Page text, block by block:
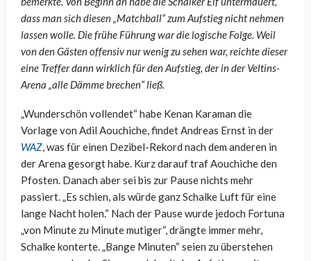
dass man sich diesen „Matchball“ zum Aufstieg nicht nehmen
lassen wolle. Die frühe Führung war die logische Folge. Weil
von den Gästen offensiv nur wenig zu sehen war, reichte dieser
eine Treffer dann wirklich für den Aufstieg, der in der Veltins-
Arena „alle Dämme brechen“ ließ.
„Wunderschön vollendet“ habe Kenan Karaman die
Vorlage von Adil Aouchiche, findet Andreas Ernst in der
WAZ, was für einen Dezibel-Rekord nach dem anderen in
der Arena gesorgt habe. Kurz darauf traf Aouchiche den
Pfosten. Danach aber sei bis zur Pause nichts mehr
passiert. „Es schien, als würde ganz Schalke Luft für eine
lange Nacht holen.“ Nach der Pause wurde jedoch Fortuna
„von Minute zu Minute mutiger“, drängte immer mehr,
Schalke konterte. „Bange Minuten“ seien zu überstehen